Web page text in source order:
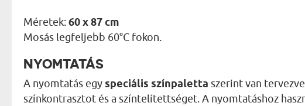
Méretek:60 x 87 cm
Mosás legfeljebb 60°C fokon.
NYOMTATÁS
A nyomtatás egyspeciális színpaletta szerint van
színkontrasztot és a színtelítettséget. A nyomtatáshoz